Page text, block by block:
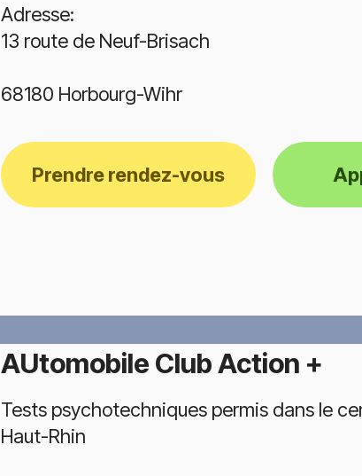
Adresse:
13 route de Neuf-Brisach
68180 Horbourg-Wihr
Prendre rendez-vous
AUtomobile Club Action +
Tests psychotechniques permis dans le
Haut-Rhin